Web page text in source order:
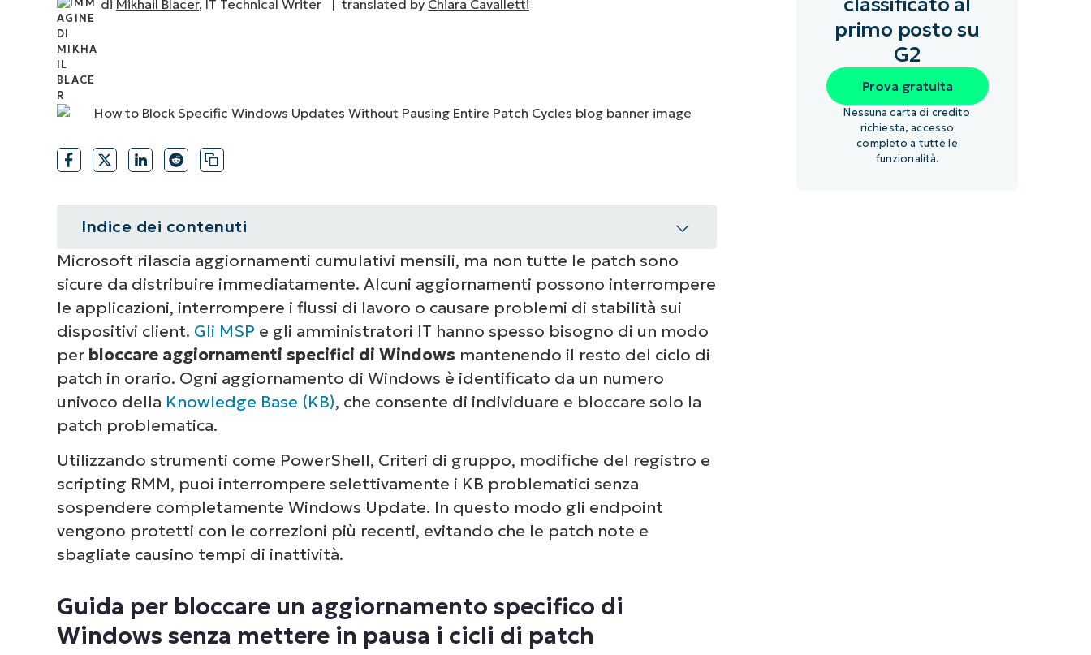
di Mikhail Blacer, IT Technical Writer | translated by Chiara Cavalletti
Indice dei contenuti
Riepilogo
Guida per bloccare un aggiornamento specifico di Windows senza mettere
in pausa i cicli di patch
⚠️ Cose da tenere d’occhio
Ulteriori considerazioni quando si bloccano aggiornamenti specifici di
Windows
Quick-Start Guide
Risoluzione dei problemi relativi al blocco di aggiornamenti specifici di
Windows
Blocca gli aggiornamenti specifici e mantieni la stabilità, rispettando i cicli
di patch
Microsoft rilascia aggiornamenti cumulativi mensili, ma non tutte le patch sono
sicure da distribuire immediatamente. Alcuni aggiornamenti possono interrompere
le applicazioni, interrompere i flussi di lavoro o causare problemi di stabilità sui
dispositivi client. Gli MSP e gli amministratori IT hanno spesso bisogno di un modo
per bloccare aggiornamenti specifici di Windows mantenendo il resto del ciclo di
patch in orario. Ogni aggiornamento di Windows è identificato da un numero
univoco della Knowledge Base (KB), che consente di individuare e bloccare solo la
patch problematica.
Utilizzando strumenti come PowerShell, Criteri di gruppo, modifiche del registro e
scripting RMM, puoi interrompere selettivamente i KB problematici senza
sospendere completamente Windows Update. In questo modo gli endpoint
vengono protetti con le correzioni più recenti, evitando che le patch note e
sbagliate causino tempi di inattività.
Guida per bloccare un aggiornamento specifico di
Windows senza mettere in pausa i cicli di patch
primo posto su
G2
Prova gratuita
Nessuna carta di credito
richiesta, accesso
completo a tutte le
funzionalità.